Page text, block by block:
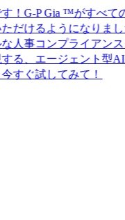
P Gia ™がすべての方
るようになりました。
コンプライアンスを大
、エージェント型AIを
ぐ試してみて！​​